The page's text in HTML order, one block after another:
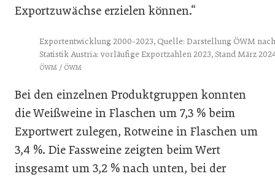
Exportzuwächse erzielen können.“
Exportentwicklung 2000-2023, Quelle: Darstellung ÖWM nach
Statistik Austria: vorläufige Exportzahlen 2023, Stand März
ÖWM / ÖWM
Bei den einzelnen Produktgruppen konnten
die Weißweine in Flaschen um 7,3 % beim
Exportwert zulegen, Rotweine in Flaschen um
3,4 %. Die Fassweine zeigten beim Wert
insgesamt um 3,2 % nach unten, bei der